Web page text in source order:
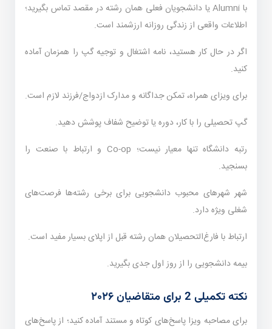
با Alumni یا دانشجویان فعلی همان رشته در مقصد تماس بگیرید؛
اطلاعات واقعی از زندگی روزانه ارزشمند است.
اگر در حال کار هستید، نامه اشتغال و توجیه گپ را همزمان آماده
کنید.
برای ویزای همراه، تمکن جداگانه و مدارک ازدواج/فرزند لازم است.
گپ تحصیلی را با کار، دوره یا توضیح شفاف پوشش دهید.
رتبه دانشگاه تنها معیار نیست؛ Co-op و ارتباط با صنعت را
بسنجید.
شهر شهرهای محبوب دانشجویی برای برخی رشته‌ها فرصت‌های
شغلی ویژه دارد.
ارتباط با فارغ‌التحصیلان همان رشته قبل از اپلای بسیار مفید است.
بیمه دانشجویی را از روز اول جدی بگیرید.
نکته تکمیلی 2 برای متقاضیان ۲۰۲۶
برای مصاحبه ویزا پاسخ‌های کوتاه و مستند آماده کنید؛ از پاسخ‌های